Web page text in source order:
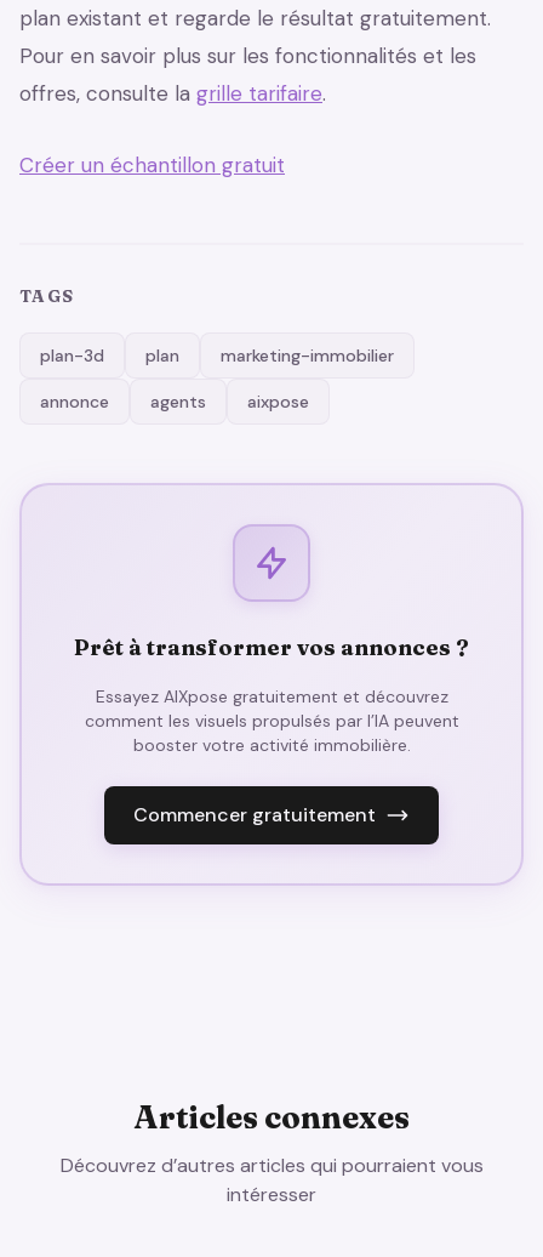
plan existant et regarde le résultat gratuitement.
Pour en savoir plus sur les fonctionnalités et les
offres, consulte la grille tarifaire.
Créer un échantillon gratuit
TAGS
plan-3d plan marketing-immobilier
annonce agents aixpose
Prêt à transformer vos annonces ?
Essayez AIXpose gratuitement et découvrez
comment les visuels propulsés par l’IA peuvent
booster votre activité immobilière.
Commencer gratuitement
Articles connexes
Découvrez d’autres articles qui pourraient vous
intéresser